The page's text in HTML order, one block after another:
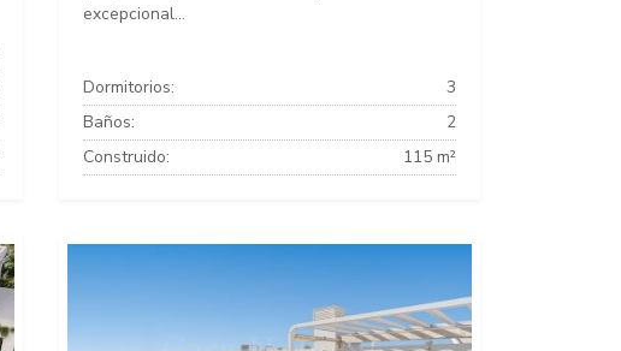
excepcional...
Dormitorios:
3
Baños:
2
Construido:
115 m²